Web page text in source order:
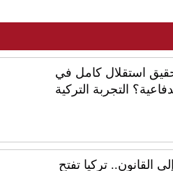
استقلال كامل في
التجربة التركية
القانون.. تركيا تفتح